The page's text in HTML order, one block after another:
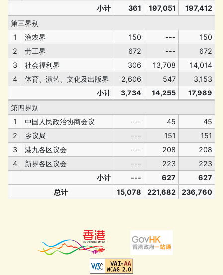
总计 15,078 221,682 236,760
小计
361 197,051
197,412
第三界别
1
渔农界 150 ---
150
2
劳工界 672 ---
672
3
社会福利界 306 13,708
14,014
4
体育、演艺、文化及出版界 2,606 547
3,153
小计
3,734 14,255
17,989
第四界别
1
中国人民政治协商会议 --- 45
45
2
乡议局 --- 151
151
3
港九各区议会 --- 208
208
4
新界各区议会 --- 223
223
小计
--- 627 627